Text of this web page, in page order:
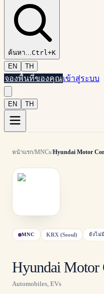
ค้นหา…Ctrl+K
EN
TH
จองพื้นที่ของคุณเข้าสู่ระบบ
EN TH
หน้าแรก/MNCs/Hyundai Motor
MNC KRX (Seoul) ยังไม่
Hyundai Motor
Automobiles, EVs